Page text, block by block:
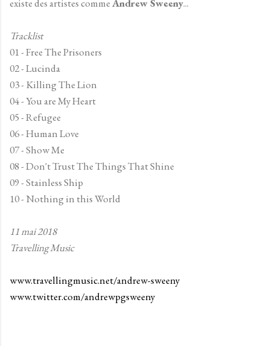
existe des artistes commeAndrew Sweeny...
Tracklist
01 - Free The Prisoners
02 - Lucinda
03 - Killing The Lion
04 - You are My Heart
05 - Refugee
06 - Human Love
07 - Show Me
08 - Don't Trust The Things That Shine
09 - Stainless Ship
10 - Nothing in this World
11 mai 2018
Travelling Music
www.travellingmusic.net/andrew-sweeny
www.twitter.com/andrewpgsweeny